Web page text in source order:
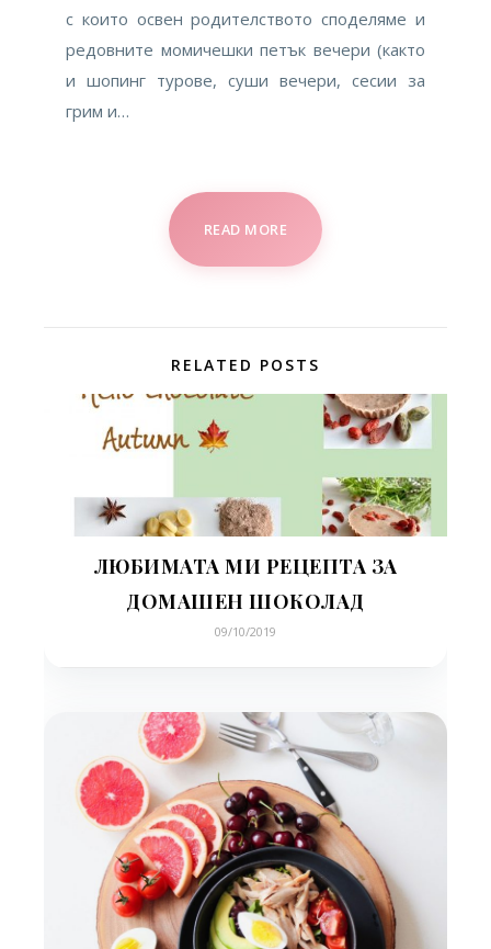
с които освен родителството споделяме и
редовните момичешки петък вечери (както
и шопинг турове, суши вечери, сесии за
грим и…
READ MORE
RELATED POSTS
ЛЮБИМАТА МИ РЕЦЕПТА ЗА
ДОМАШЕН ШОКОЛАД
09/10/2019